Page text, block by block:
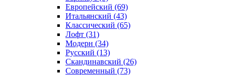
Европейский (69)
Итальянский (43)
Классический (65)
Лофт (31)
Модерн (34)
Русский (13)
Скандинавский (26)
Современный (73)